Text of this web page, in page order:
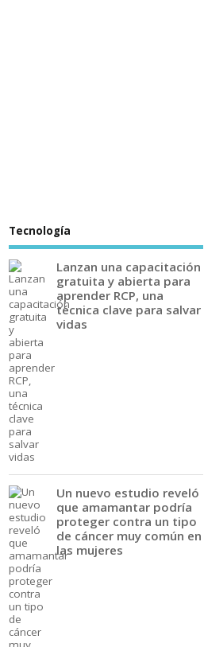
Tecnología
Lanzan una capacitación
gratuita y abierta para
aprender RCP, una
técnica clave para salvar
vidas
Un nuevo estudio reveló
que amamantar podría
proteger contra un tipo
de cáncer muy común en
las mujeres